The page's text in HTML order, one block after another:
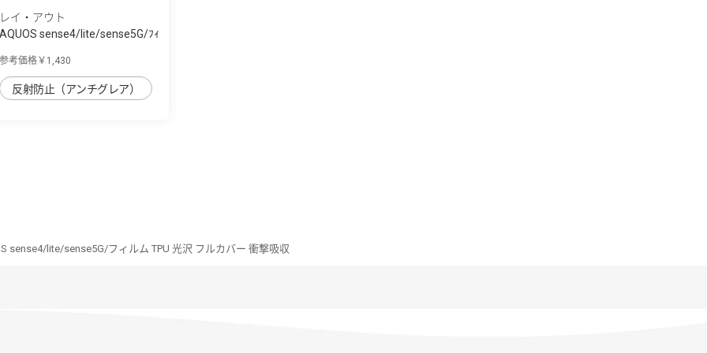
レイ・アウト
AQUOS sense4/lite/sense5G/ﾌｨ
参考価格￥1,430
反射防止（アンチグレア）
sense4/lite/sense5G/フィルム TPU 光沢 フルカバー 衝撃吸収